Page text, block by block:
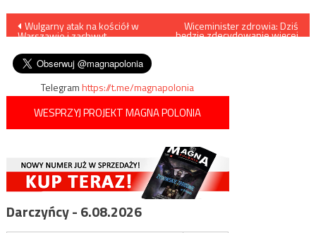
Nawigacja
wpisu
Wulgarny atak na kościół w
Warszawie i zachwyt
Wiceminister zdrowia: Dziś
będzie zdecydowanie więcej
Telegramhttps://t.me/magnapolonia
WESPRZYJ PROJEKT MAGNA POLONIA
Darczyńcy - 6.08.2026